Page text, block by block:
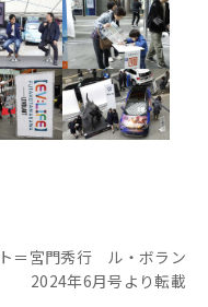
＝宮門秀行 ル・ボラン
2024年6月号より転載